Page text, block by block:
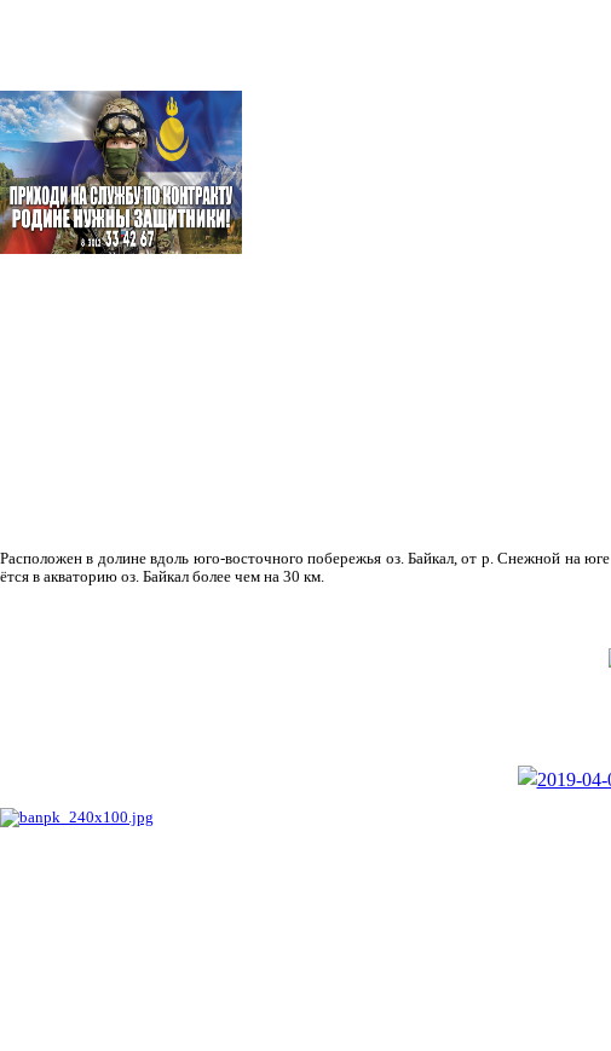
Рас­положен в долине вдоль юго-восточного побережья оз. Байкал, от р. Снежной на
ётся в акваторию оз. Байкал более чем на 30 км.